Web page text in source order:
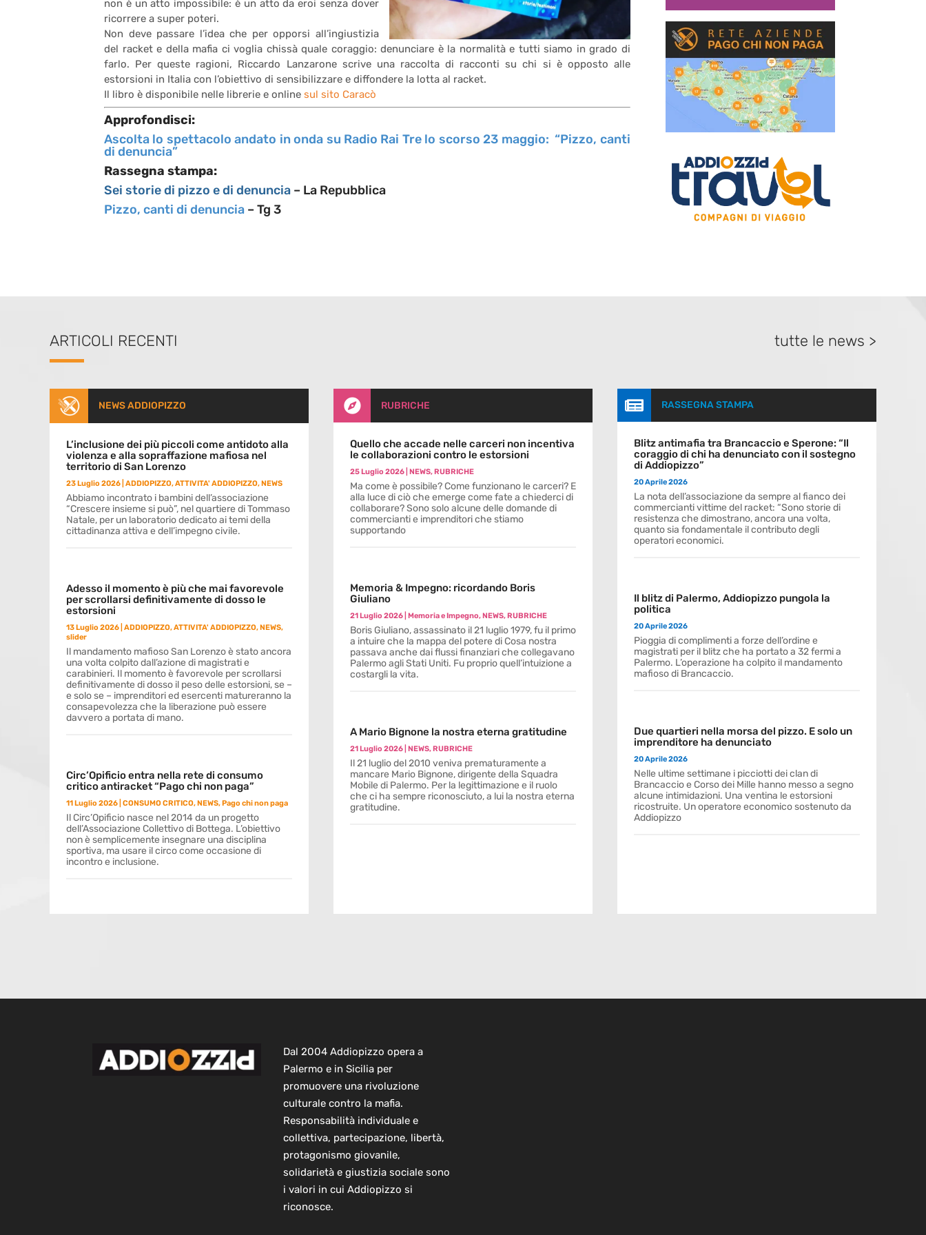
non è un atto impossibile: è un atto da eroi senza dover
ricorrere a super poteri.
Non deve passare l’idea che per opporsi all’ingiustizia
del racket e della mafia ci voglia chissà quale coraggio: denunciare è la normalità e tutti siamo in grado di
farlo. Per queste ragioni, Riccardo Lanzarone scrive una raccolta di racconti su chi si è opposto alle
estorsioni in Italia con l’obiettivo di sensibilizzare e diffondere la lotta al racket.
Il libro è disponibile nelle librerie e online sul sito Caracò
Approfondisci:
Ascolta lo spettacolo andato in onda su Radio Rai Tre lo scorso 23 maggio: “Pizzo, canti
di denuncia”
Rassegna stampa:
Sei storie di pizzo e di denuncia – La Repubblica
Pizzo, canti di denuncia – Tg 3
ARTICOLI RECENTI tutte le news >
NEWS ADDIOPIZZO
L’inclusione dei più piccoli come antidoto alla
violenza e alla sopraffazione mafiosa nel
territorio di San Lorenzo
23 Luglio 2026 ADDIOPIZZO,ATTIVITA' ADDIOPIZZO,NEWS
Abbiamo incontrato i bambini dell’associazione
“Crescere insieme si può”, nel quartiere di Tommaso
Natale, per un laboratorio dedicato ai temi della
cittadinanza attiva e dell’impegno civile.
Adesso il momento è più che mai favorevole
per scrollarsi definitivamente di dosso le
estorsioni
13 Luglio 2026 ADDIOPIZZO,ATTIVITA' ADDIOPIZZO,NEWS,
slider
Il mandamento mafioso San Lorenzo è stato ancora
una volta colpito dall’azione di magistrati e
carabinieri. Il momento è favorevole per scrollarsi
definitivamente di dosso il peso delle estorsioni, se –
e solo se – imprenditori ed esercenti matureranno la
consapevolezza che la liberazione può essere
davvero a portata di mano.
Circ’Opificio entra nella rete di consumo
critico antiracket “Pago chi non paga”
11 Luglio 2026 CONSUMO CRITICO,NEWS,Pago chi non paga
Il Circ’Opificio nasce nel 2014 da un progetto
dell’Associazione Collettivo di Bottega. L’obiettivo
non è semplicemente insegnare una disciplina
sportiva, ma usare il circo come occasione di
incontro e inclusione.
 RUBRICHE
Quello che accade nelle carceri non incentiva
le collaborazioni contro le estorsioni
25 Luglio 2026| NEWS,RUBRICHE
Ma come è possibile? Come funzionano le carceri? E
alla luce di ciò che emerge come fate a chiederci di
collaborare? Sono solo alcune delle domande di
commercianti e imprenditori che stiamo
supportando
Memoria & Impegno: ricordando Boris
Giuliano
21 Luglio 2026| Memoria e Impegno,NEWS,RUBRICHE
Boris Giuliano, assassinato il 21 luglio 1979, fu il primo
a intuire che la mappa del potere di Cosa nostra
passava anche dai flussi finanziari che collegavano
Palermo agli Stati Uniti. Fu proprio quell’intuizione a
costargli la vita.
A Mario Bignone la nostra eterna gratitudine
21 Luglio 2026| NEWS,RUBRICHE
Il 21 luglio del 2010 veniva prematuramente a
mancare Mario Bignone, dirigente della Squadra
Mobile di Palermo. Per la legittimazione e il ruolo
che ci ha sempre riconosciuto, a lui la nostra eterna
gratitudine.
 RASSEGNA STAMPA
Blitz antimafia tra Brancaccio e Sperone: “Il
coraggio di chi ha denunciato con il sostegno
di Addiopizzo”
20 Aprile 2026
La nota dell’associazione da sempre al fianco dei
commercianti vittime del racket: “Sono storie di
resistenza che dimostrano, ancora una volta,
quanto sia fondamentale il contributo degli
operatori economici.
Il blitz di Palermo, Addiopizzo pungola la
politica
20 Aprile 2026
Pioggia di complimenti a forze dell’ordine e
magistrati per il blitz che ha portato a 32 fermi a
Palermo. L’operazione ha colpito il mandamento
mafioso di Brancaccio.
Due quartieri nella morsa del pizzo. E solo un
imprenditore ha denunciato
20 Aprile 2026
Nelle ultime settimane i picciotti dei clan di
Brancaccio e Corso dei Mille hanno messo a segno
alcune intimidazioni. Una ventina le estorsioni
ricostruite. Un operatore economico sostenuto da
Addiopizzo
Dal 2004 Addiopizzo opera a
Palermo e in Sicilia per
promuovere una rivoluzione
culturale contro la mafia.
Responsabilità individuale e
collettiva, partecipazione, libertà,
protagonismo giovanile,
solidarietà e giustizia sociale sono
i valori in cui Addiopizzo si
riconosce.